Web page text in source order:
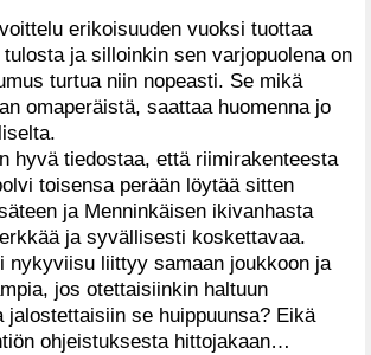
erikoisuuden vuoksi tuottaa
ja silloinkin sen varjopuolena on
turtua niin nopeasti. Se mikä
omaperäistä, saattaa huomenna jo
hyvä tiedostaa, että riimirakenteesta
toisensa perään löytää sitten
ja Menninkäisen ikivanhasta
ja syvällisesti koskettavaa.
nykyviisu liittyy samaan joukkoon ja
jos otettaisiinkin haltuun
jalostettaisiin se huippuunsa? Eikä
ohjeistuksesta hittojakaan…